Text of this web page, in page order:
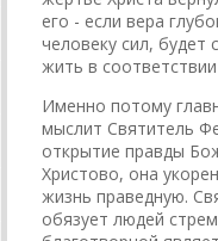
его - если вера
человеку сил, будет
жить в
Именно потому
мыслит Святитель
открытие правды
Христово, она
жизнь праведную.
обязует людей